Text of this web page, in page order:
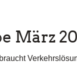
März